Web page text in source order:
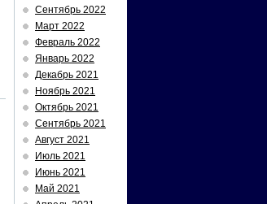
Сентябрь 2022
Март 2022
Февраль 2022
Январь 2022
Декабрь 2021
Ноябрь 2021
Октябрь 2021
Сентябрь 2021
Август 2021
Июль 2021
Июнь 2021
Май 2021